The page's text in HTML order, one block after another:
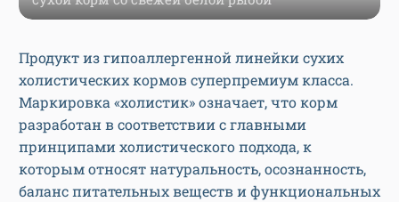
Продукт из гипоаллергенной линейки сухих
холистических кормов суперпремиум класса.
Маркировка «холистик» означает, что корм
разработан в соответствии с главными
принципами холистического подхода, к
которым относят натуральность, осознанность,
баланс питательных веществ и функциональных